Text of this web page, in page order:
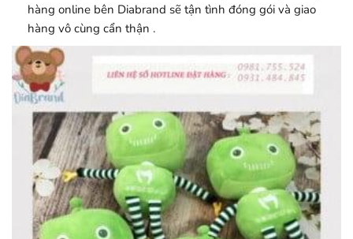
hàng online bên Diabrand sẽ tận tình đóng gói và giao
hàng vô cùng cẩn thận .